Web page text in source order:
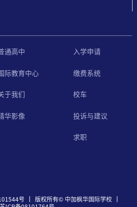
通高中
际教育中心
于我们
华影像
入学申请
缴费系统
校车
投诉与建议
求职
号
版权所有© 中加枫华国际学校